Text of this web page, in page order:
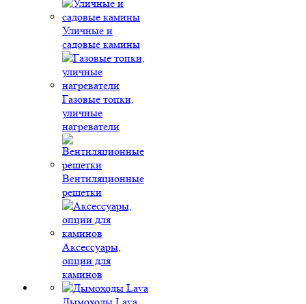
Уличные и
садовые камины
Газовые топки,
уличные
нагреватели
Вентиляционные
решетки
Аксессуары,
опции для
каминов